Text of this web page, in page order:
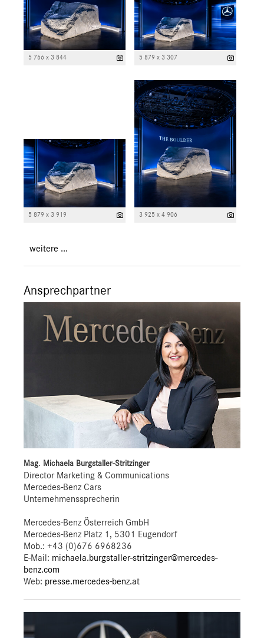
5 766 x 3 844 5 879 x 3 307
5 879 x 3 919 3 925 x 4 906
weitere ...
Ansprechpartner
Mag. Michaela Burgstaller-Stritzinger
Director Marketing & Communications
Mercedes-Benz Cars
Unternehmenssprecherin
Mercedes-Benz Österreich GmbH
Mercedes-Benz Platz 1, 5301 Eugendorf
Mob.: +43 (0)676 6968236
E-Mail: michaela.burgstaller-stritzinger@mercedes-
benz.com
Web: presse.mercedes-benz.at